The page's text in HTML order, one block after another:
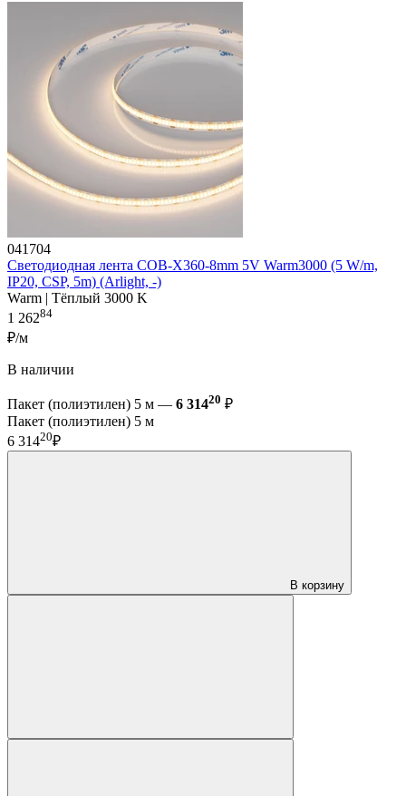
041704
Светодиодная лента COB-X360-8mm 5V Warm3000 (5 W/m,
IP20, CSP, 5m) (Arlight, -)
Warm | Тёплый 3000 K
1 26284
₽/м
В наличии
Пакет (полиэтилен) 5 м — 6 31420 ₽
Пакет (полиэтилен) 5 м
6 31420₽
В корзину